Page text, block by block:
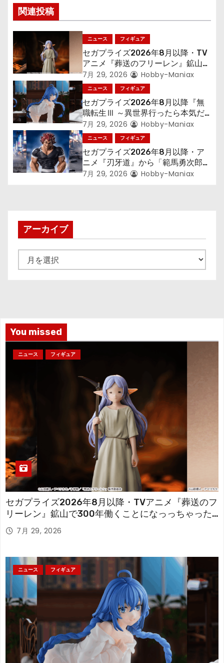
ー
シ
ョ
ン
関連投稿
ニュース フィギュア
セガプライズ2026年8月以降・TV
アニメ『葬送のフリーレン』鉱山で
300年働くことになっっちゃった
「フリーレン」を立体化！
7月 29, 2026 Hobby-Maniax
ニュース フィギュア
セガプライズ2026年8月以降『無
職転生Ⅲ ～異世界行ったら本気だ
す～』から「ロキシー」のフィギュ
アが登場！
7月 29, 2026 Hobby-Maniax
ニュース フィギュア
セガプライズ2026年8月以降・ア
ニメ『刃牙道』から「範馬勇次郎」
が登場ッッ!!
7月 29, 2026 Hobby-Maniax
アーカイブ
ー
You missed
ニュース フィギュア
セガプライズ2026年8月以降・TVアニメ『葬送のフ
リーレン』鉱山で300年働くことになっっちゃった
「フリーレン」を立体化！
7月 29, 2026
ニュース フィギュア